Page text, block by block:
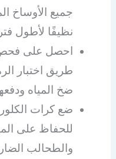
جميع الأوساخ
نظيفًا لأطول
احصل على فحص
طريق اختبار
ضخ المياه
ضع كرات
للحفاظ على
والطحالب